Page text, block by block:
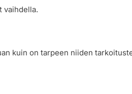
vaihdella.
kuin on tarpeen niiden